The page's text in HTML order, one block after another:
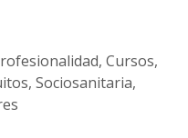
, Cursos,
, Sociosanitaria,